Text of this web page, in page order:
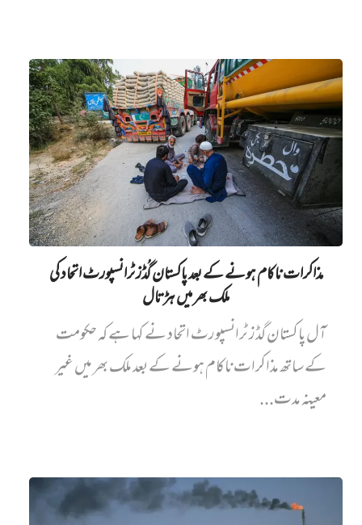
مذاکرات ناکام ہونے کے بعد پاکستان گُڈز ٹرانسپورٹ اتحاد کی
ملک بھر میں ہڑتال
آل پاکستان گڈز ٹرانسپورٹ اتحاد نے کہا ہے کہ حکومت
کے ساتھ مذاکرات ناکام ہونے کے بعد ملک بھر میں غیر
معینہ مدت...